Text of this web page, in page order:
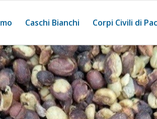
Caschi Bianchi Corpi Civili di